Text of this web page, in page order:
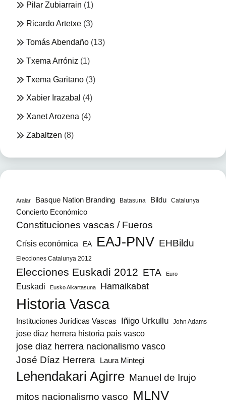
Pilar Zubiarrain (1)
Ricardo Artetxe (3)
Tomás Abendaño (13)
Txema Arróniz (1)
Txema Garitano (3)
Xabier Irazabal (4)
Xanet Arozena (4)
Zabaltzen (8)
Aralar Basque Nation Branding Batasuna Bildu Catalunya
Concierto Económico
Constituciones vascas / Fueros
Crísis económica EA EAJ-PNV EHBildu
Elecciones Catalunya 2012
Elecciones Euskadi 2012 ETA Euro
Euskadi Eusko Alkartasuna Hamaikabat
Historia Vasca
Instituciones Jurídicas Vascas Iñigo Urkullu John Adams
jose diaz herrera historia pais vasco
jose diaz herrera nacionalismo vasco
José Díaz Herrera Laura Mintegi
Lehendakari Agirre Manuel de Irujo
mitos nacionalismo vasco MLNV